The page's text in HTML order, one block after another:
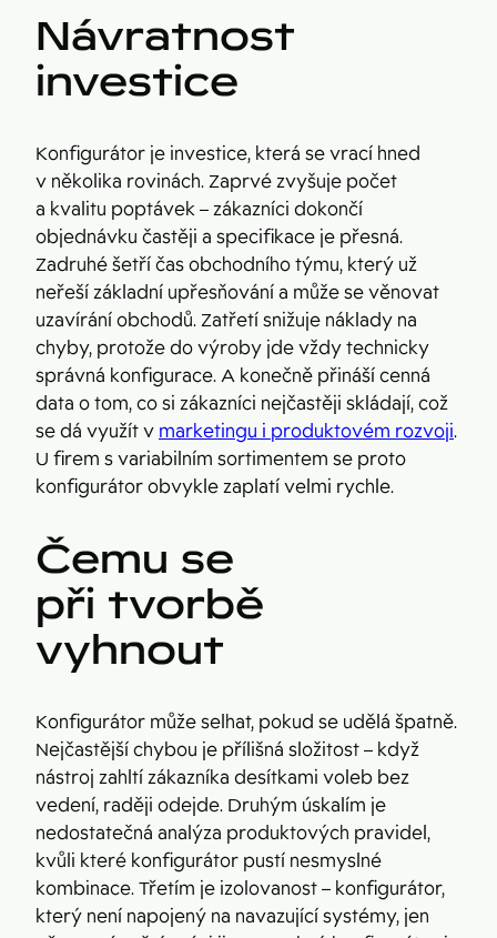
Návratnost
investice
Konfigurátor je investice, která se vrací hned
v několika rovinách. Zaprvé zvyšuje počet
a kvalitu poptávek – zákazníci dokončí
objednávku častěji a specifikace je přesná.
Zadruhé šetří čas obchodního týmu, který už
neřeší základní upřesňování a může se věnovat
uzavírání obchodů. Zatřetí snižuje náklady na
chyby, protože do výroby jde vždy technicky
správná konfigurace. A konečně přináší cenná
data o tom, co si zákazníci nejčastěji skládají, což
se dá využít v marketingu i produktovém rozvoji.
U firem s variabilním sortimentem se proto
konfigurátor obvykle zaplatí velmi rychle.
Čemu se
při tvorbě
vyhnout
Konfigurátor může selhat, pokud se udělá špatně.
Nejčastější chybou je přílišná složitost – když
nástroj zahltí zákazníka desítkami voleb bez
vedení, raději odejde. Druhým úskalím je
nedostatečná analýza produktových pravidel,
kvůli které konfigurátor pustí nesmyslné
kombinace. Třetím je izolovanost – konfigurátor,
který není napojený na navazující systémy, jen